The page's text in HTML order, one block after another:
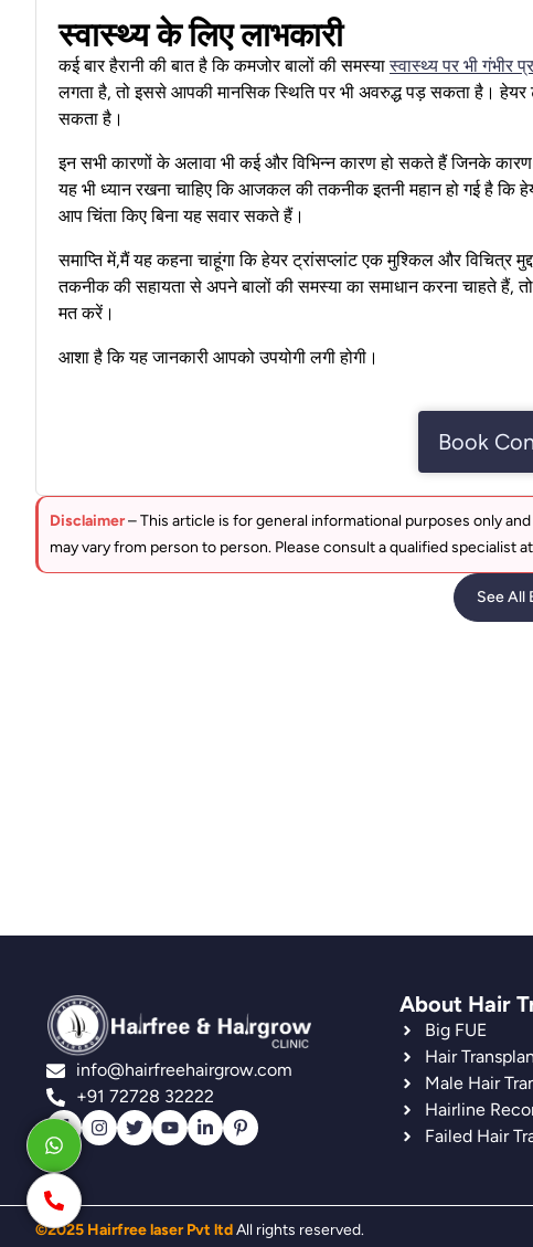
स्वास्थ्य के लिए लाभकारी
कई बार हैरानी की बात है कि कमजोर बालों की समस्यास्वास्थ्य पर भी गंभीर
लगता है, तो इससे आपकी मानसिक स्थिति पर भी अवरुद्ध पड़ सकता है।
सकता है।
इन सभी कारणों के अलावा भी कई और विभिन्न कारण हो सकते हैं जिनके
यह भी ध्यान रखना चाहिए कि आजकल की तकनीक इतनी महान हो गई है
आप चिंता किए बिना यह सवार सकते हैं।
समाप्ति में,मैं यह कहना चाहूंगा कि हेयर ट्रांसप्लांट एक मुश्किल और
तकनीक की सहायता से अपने बालों की समस्या का समाधान करना चाहते हैं,
मत करें।
आशा है कि यह जानकारी आपको उपयोगी लगी होगी।
Book
Disclaimer– This article is for general informational purposes only
may vary from person to person. Please consult a qualified specialist
See All
info@hairfreehairgrow.com
+91 72728 32222
About Hair
Big FUE
Hair
Male Hair
Hairline
Failed Hair
©2025 Hairfree laser Pvt ltdAll rights reserved.